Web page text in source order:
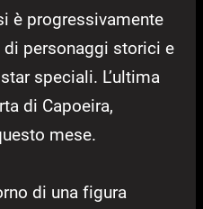
è progressivamente
personaggi storici e
speciali. L’ultima
di Capoeira,
mese.
di una figura